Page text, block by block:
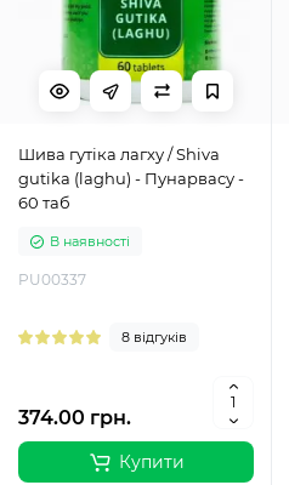
Шива гутіка лагху / Shiva
gutika (laghu) - Пунарвасу -
60 таб
В наявності
PU00337
8 відгуків
374.00 грн.
Купити